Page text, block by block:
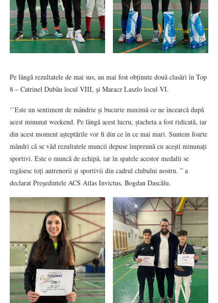
Pe lângă rezultatele de mai sus, au mai fost obținute două clasări în Top
8 – Catrinel Dubău locul VIII, și Maracz Laszlo locul VI.
‘’Este un sentiment de mândrie și bucurie maximă ce ne încearcă după
acest minunat weekend. Pe lângă acest lucru, ștacheta a fost ridicată, iar
din acest moment așteptările vor fi din ce în ce mai mari. Suntem foarte
mândri că se văd rezultatele muncii depuse împreună cu acești minunați
sportivi. Este o muncă de echipă, iar în spatele acestor medalii se
regăsesc toți antrenorii și sportivii din cadrul clubului nostru. ” a
declarat Președintele ACS Atlas Invictus, Bogdan Dascălu.